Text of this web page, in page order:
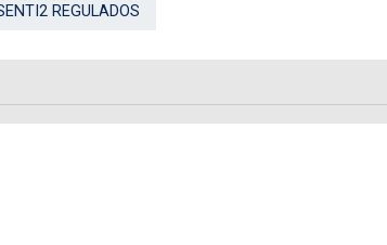
REGULADOS